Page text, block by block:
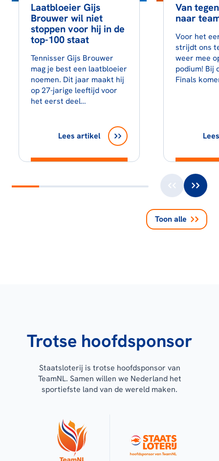
Laatbloeier Gijs
Brouwer wil niet
stoppen voor hij in de
top-100 staat
Tennisser Gijs Brouwer
mag je best een laatbloeier
noemen. Dit jaar maakt hij
op 27-jarige leeftijd voor
het eerst deel…
Lees artikel
Van
naar
Voor het
strijdt ons
weer mee
podium! Bij
Finals
Toon alle
Trotse hoofdsponsor
Staatsloterij is trotse hoofdsponsor van
TeamNL. Samen willen we Nederland het
sportiefste land van de wereld maken.